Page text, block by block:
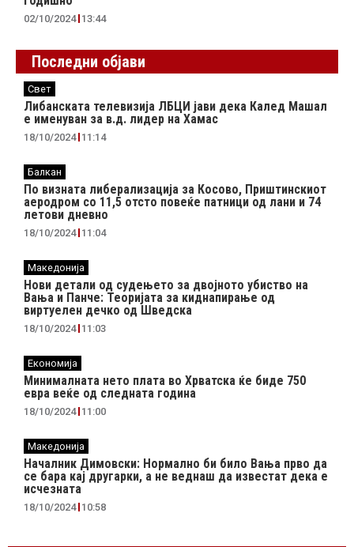
02/10/2024 13:44
Последни објави
Свет
Либанската телевизија ЛБЦИ јави дека Калед Машал
е именуван за в.д. лидер на Хамас
18/10/2024 11:14
Балкан
По визната либерализација за Косово, Приштинскиот
аеродром со 11,5 отсто повеќе патници од лани и 74
летови дневно
18/10/2024 11:04
Македонија
Нови детали од судењето за двојното убиство на
Вања и Панче: Теоријата за киднапирање од
виртуелен дечко од Шведска
18/10/2024 11:03
Економија
Минималната нето плата во Хрватска ќе биде 750
евра веќе од следната година
18/10/2024 11:00
Македонија
Началник Димовски: Нормално би било Вања прво да
се бара кај другарки, а не веднаш да известат дека е
исчезната
18/10/2024 10:58